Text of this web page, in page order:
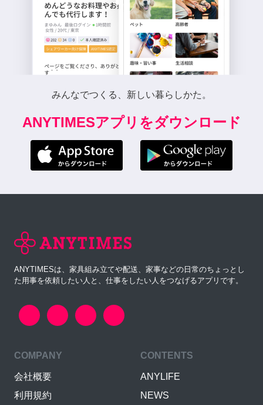
みんなでつくる、新しい暮らしかた。
ANYTIMESアプリをダウンロード
ANYTIMESは、家具組み立てや配送、家事などの日常のちょっとし
た用事を依頼したい人と、仕事をしたい人をつなげるアプリです。
COMPANY
会社概要
利用規約
CONTENTS
ANYLIFE
NEWS